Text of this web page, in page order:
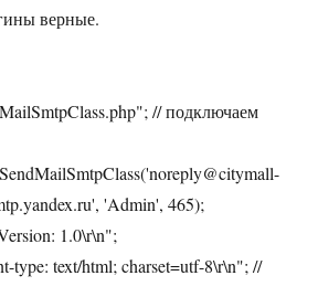
верные.
// подключаем
'Admin', 465);
1.0\r\n";
type: text/html; charset=utf-8\r\n"; //